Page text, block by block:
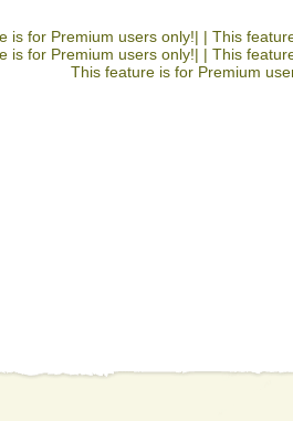
is for Premium users only!| | This
is for Premium users only!| | This
This feature is for Premium